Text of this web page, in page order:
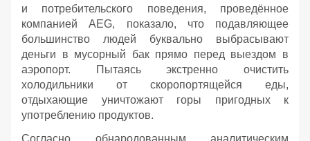
и потребительского поведения, проведённое
компанией AEG, показало, что подавляющее
большинство людей буквально выбрасывают
деньги в мусорный бак прямо перед выездом в
аэропорт. Пытаясь экстренно очистить
холодильники от скоропортящейся еды,
отдыхающие уничтожают горы пригодных к
употреблению продуктов.
Согласно обнародованным аналитическим